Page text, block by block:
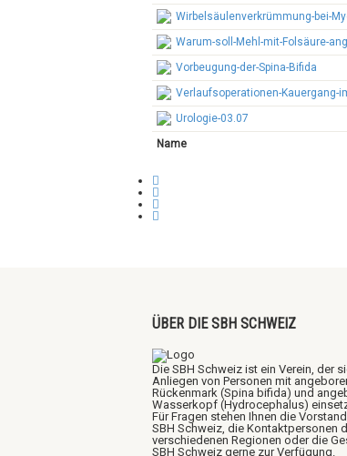
Name
Wirbelsäulenverkrümmung-bei-
Warum-soll-Mehl-mit-Folsäure-
Vorbeugung-der-Spina-Bifida
Verlaufsoperationen-Kauergang-
Urologie-03.07
ÜBER DIE SBH SCHWEIZ
Die SBH Schweiz ist ein Verein, der
Anliegen von Personen mit
Rückenmark (Spina bifida) und
Wasserkopf (Hydrocephalus)
Für Fragen stehen Ihnen die
SBH Schweiz, die Kontaktpersonen
verschiedenen Regionen oder die
SBH Schweiz gerne zur Verfügung.